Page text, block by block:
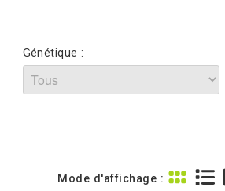
Génétique :
Mode d'affichage :